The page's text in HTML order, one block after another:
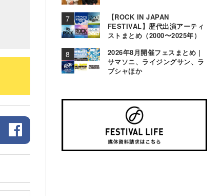
【ROCK IN JAPAN
FESTIVAL】歴代出演アーティ
ストまとめ（2000〜2025年）
2026年8月開催フェスまとめ |
サマソニ、ライジングサン、ラ
ブシャほか